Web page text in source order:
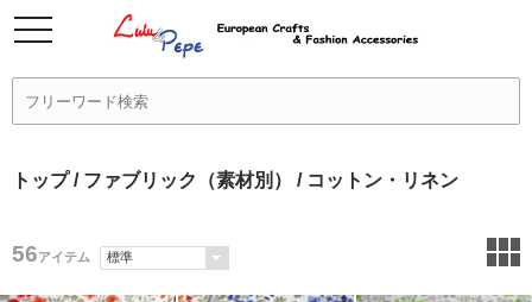
トップ/ ファブリック（素材別） / コットン・リネン
56アイテム